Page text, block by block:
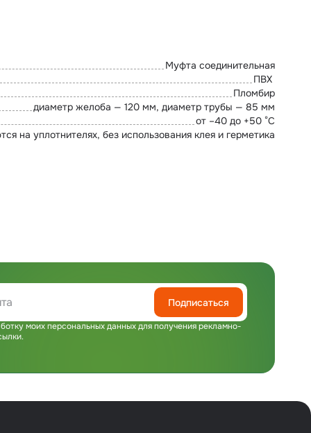
Муфта соединительная
ПВХ
Пломбир
диаметр желоба — 120 мм, диаметр трубы — 85 мм
от –40 до +50 °C
на уплотнителях, без использования клея и герметика
Подписаться
моих персональных данных для получения рекламно-